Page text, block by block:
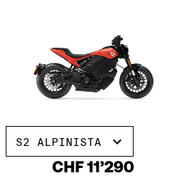
S2 ALPINISTA
CHF 11’290